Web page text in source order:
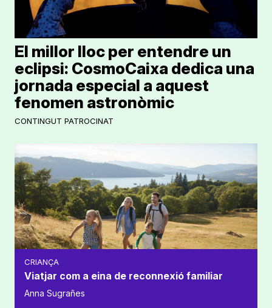
CONTINGUT PATROCINAT
El millor lloc per entendre un
eclipsi: CosmoCaixa dedica una
jornada especial a aquest
fenomen astronòmic
CRIANÇA
Viatjar com a eina de reconnexió familiar
Anna Sugrañes